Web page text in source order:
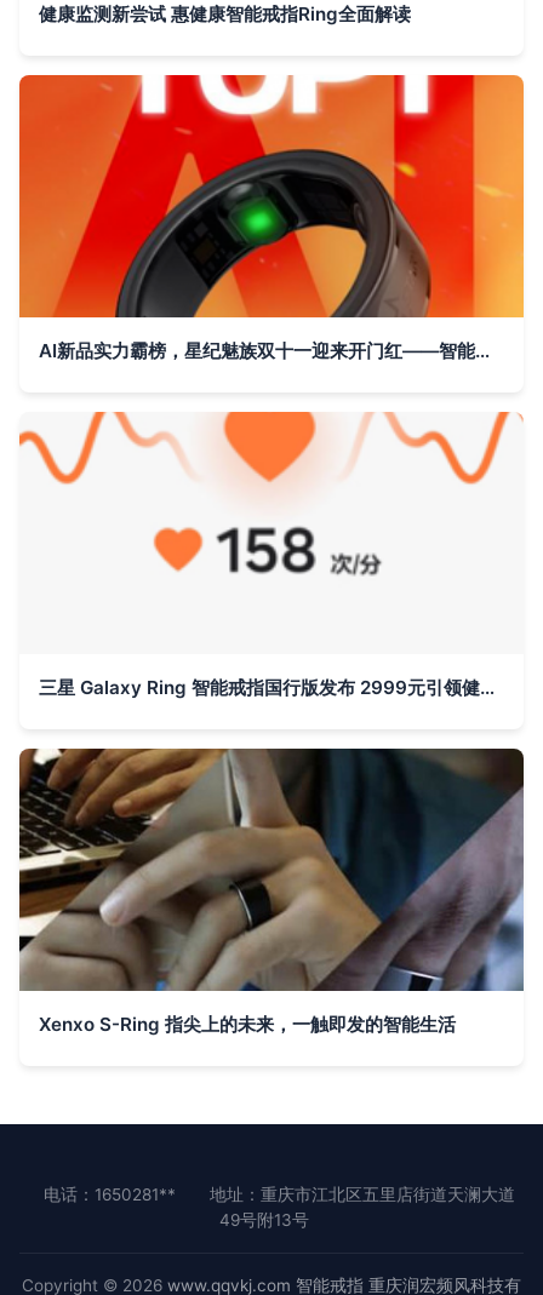
健康监测新尝试 惠健康智能戒指Ring全面解读
AI新品实力霸榜，星纪魅族双十一迎来开门红——智能戒指引爆市场热潮
三星 Galaxy Ring 智能戒指国行版发布 2999元引领健康监测新风尚
Xenxo S-Ring 指尖上的未来，一触即发的智能生活
电话：1650281**
地址：重庆市江北区五里店街道天澜大道
49号附13号
Copyright © 2026 www.qqvkj.com 智能戒指 重庆润宏频风科技有